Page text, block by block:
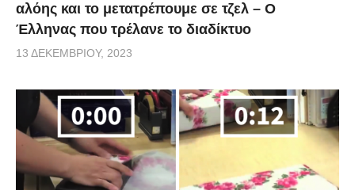
αλόης και το μετατρέπουμε σε τζελ – O
Έλληνας που τρέλανε το διαδίκτυο
13 ΔΕΚΕΜΒΡΊΟΥ, 2023